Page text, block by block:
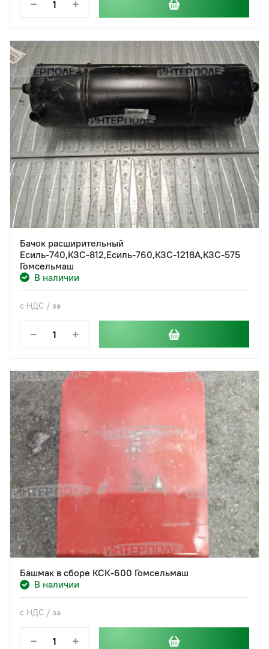
− +
Бачок расширительный
Есиль-740,КЗС-812,Есиль-760,КЗС-1218А,КЗС-575
Гомсельмаш
В наличии
с НДС / за
− +
Башмак в сборе КСК-600 Гомсельмаш
В наличии
с НДС / за
− +